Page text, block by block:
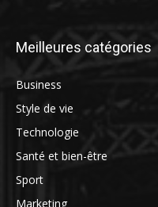
Meilleures catégories
Business
Style de vie
Technologie
Santé et bien-être
Sport
Marketing